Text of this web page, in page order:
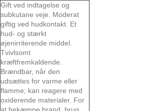
Gift ved indtagelse og
subkutane veje. Moderat
giftig ved hudkontakt. Et
hud- og stærkt
øjenirriterende middel.
Tvivlsomt
kræftfremkaldende.
Brændbar, når den
udsættes for varme eller
flamme; kan reagere med
oxiderende materialer. For
at bekæmpe brand, brug